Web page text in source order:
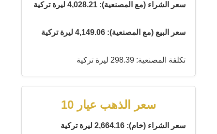
سعر الشراء (مع المصنعية): 4,028.21 ليرة تركية
سعر البيع (مع المصنعية): 4,149.06 ليرة تركية
تكلفة المصنعية: 298.39 ليرة تركية
سعر الذهب عيار 10
سعر الشراء (خام): 2,664.16 ليرة تركية